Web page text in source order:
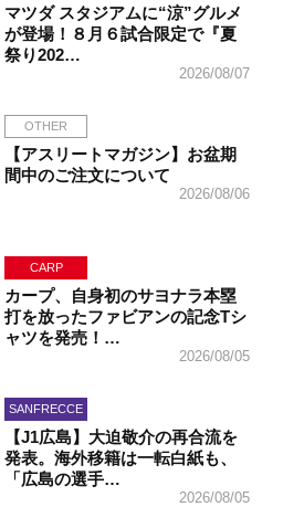
マツダ スタジアムに“涼”グルメ
が登場！８月６試合限定で『夏
祭り202…
2026/08/07
OTHER
【アスリートマガジン】お盆期
間中のご注文について
2026/08/06
CARP
カープ、自身初のサヨナラ本塁
打を放ったファビアンの記念Tシ
ャツを発売！…
2026/08/05
SANFRECCE
【J1広島】大迫敬介の再合流を
発表。海外移籍は一転白紙も、
「広島の選手…
2026/08/05